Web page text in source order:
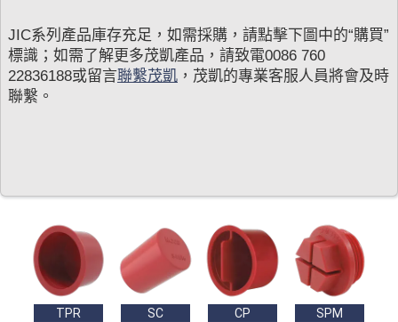
JIC系列產品庫存充足，如需採購，請點擊下圖中的“購買”
標識；如需了解更多茂凱產品，請致電0086 760
22836188或留言聯繫茂凱 ，茂凱的專業客服人員將會及時
聯繫。
TPR SC CP SPM